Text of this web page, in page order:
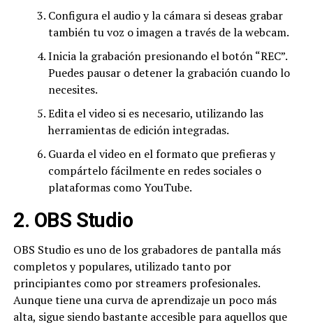
Configura el audio y la cámara si deseas grabar
también tu voz o imagen a través de la webcam.
Inicia la grabación presionando el botón “REC”.
Puedes pausar o detener la grabación cuando lo
necesites.
Edita el video si es necesario, utilizando las
herramientas de edición integradas.
Guarda el video en el formato que prefieras y
compártelo fácilmente en redes sociales o
plataformas como YouTube.
2. OBS Studio
OBS Studio es uno de los grabadores de pantalla más
completos y populares, utilizado tanto por
principiantes como por streamers profesionales.
Aunque tiene una curva de aprendizaje un poco más
alta, sigue siendo bastante accesible para aquellos que